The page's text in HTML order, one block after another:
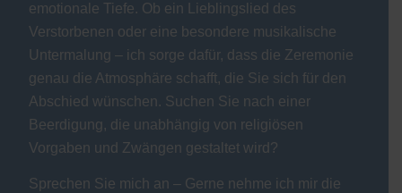
emotionale Tiefe. Ob ein Lieblingslied des
Verstorbenen oder eine besondere musikalische
Untermalung – ich sorge dafür, dass die Zeremonie
genau die Atmosphäre schafft, die Sie sich für den
Abschied wünschen. Suchen Sie nach einer
Beerdigung, die unabhängig von religiösen
Vorgaben und Zwängen gestaltet wird?
Sprechen Sie mich an – Gerne nehme ich mir die